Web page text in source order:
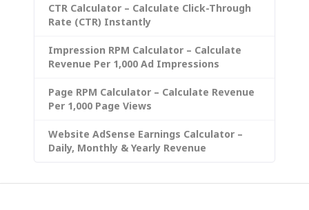
CTR Calculator – Calculate Click-Through
Rate (CTR) Instantly
Impression RPM Calculator – Calculate
Revenue Per 1,000 Ad Impressions
Page RPM Calculator – Calculate Revenue
Per 1,000 Page Views
Website AdSense Earnings Calculator –
Daily, Monthly & Yearly Revenue